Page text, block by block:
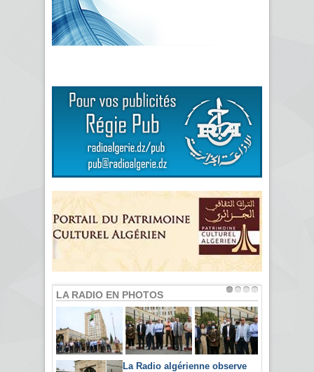
LA RADIO EN PHOTOS
La Radio algérienne observe